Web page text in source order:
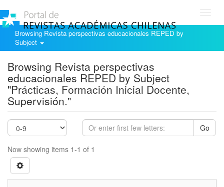
Browsing Revista perspectivas educacionales REPED by
Subject
Browsing Revista perspectivas
educacionales REPED by Subject
"Prácticas, Formación Inicial Docente,
Supervisión."
Go
Now showing items 1-1 of 1